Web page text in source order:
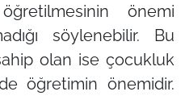
önemi
söylenebilir. Bu
olan ise çocukluk
öğretimin önemidir.